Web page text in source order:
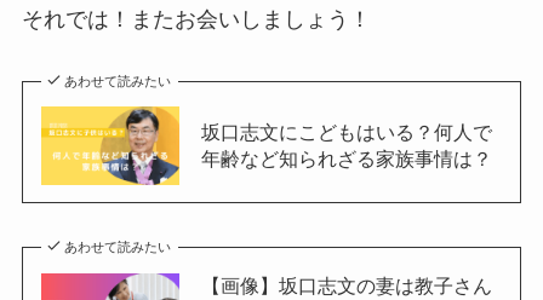
それでは！またお会いしましょう！
あわせて読みたい
坂口志文にこどもはいる？何人で
年齢など知られざる家族事情は？
あわせて読みたい
【画像】坂口志文の妻は教子さん